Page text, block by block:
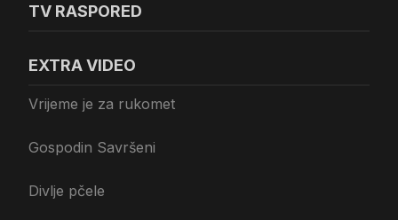
TV RASPORED
EXTRA VIDEO
Vrijeme je za rukomet
Gospodin Savršeni
Divlje pčele